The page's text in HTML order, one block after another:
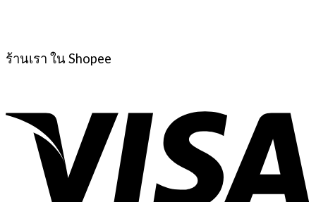
ร้านเรา ใน Shopee